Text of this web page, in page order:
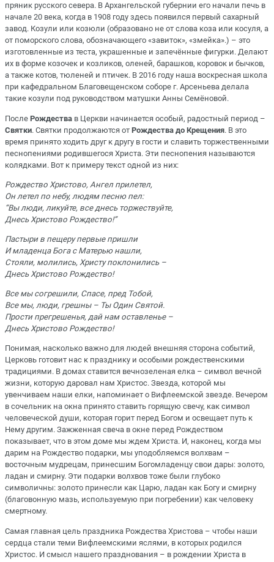
пряник русского севера. В Архангельской губернии его начали печь в
начале 20 века, когда в 1908 году здесь появился первый сахарный
завод. Козули или козюли (образовано не от слова коза или косуля, а
от поморского слова, обозначающего «завиток», «змейка».) – это
изготовленные из теста, украшенные и запечённые фигурки. Делают
их в форме козочек и козликов, оленей, барашков, коровок и бычков,
а также котов, тюленей и птичек. В 2016 году наша воскресная школа
при кафедральном Благовещенском соборе г. Арсеньева делала
такие козули под руководством матушки Анны Семёновой.
После Рождества в Церкви начинается особый, радостный период –
Святки. Святки продолжаются от Рождества до Крещения. В это
время принято ходить друг к другу в гости и славить торжественными
песнопениями родившегося Христа. Эти песнопения называются
колядками. Вот к примеру текст одной из них:
Рождество Христово, Ангел прилетел,
Он летел по небу, людям песню пел:
“Вы люди, ликуйте, все днесь торжествуйте,
Днесь Христово Рождество!”
Пастыри в пещеру первые пришли
И младенца Бога с Матерью нашли,
Стояли, молились, Христу поклонились –
Днесь Христово Рождество!
Все мы согрешили, Спасе, пред Тобой,
Все мы, люди, грешны – Ты Один Святой.
Прости прегрешенья, дай нам оставленье –
Днесь Христово Рождество!
Понимая, насколько важно для людей внешняя сторона событий,
Церковь готовит нас к празднику и особыми рождественскими
традициями. В домах ставится вечнозеленая елка – символ вечной
жизни, которую даровал нам Христос. Звезда, которой мы
увенчиваем наши елки, напоминает о Вифлеемской звезде. Вечером
в сочельник на окна принято ставить горящую свечу, как символ
человеческой души, которая горит перед Богом и освещает путь к
Нему другим. Зажженная свеча в окне перед Рождеством
показывает, что в этом доме мы ждем Христа. И, наконец, когда мы
дарим на Рождество подарки, мы уподобляемся волхвам –
восточным мудрецам, принесшим Богомладенцу свои дары: золото,
ладан и смирну. Эти подарки волхвов тоже были глубоко
символичны: золото принесли как Царю, ладан как Богу и смирну
(благовонную мазь, используемую при погребении) как человеку
смертному.
Самая главная цель праздника Рождества Христова – чтобы наши
сердца стали теми Вифлеемскими яслями, в которых родился
Христос. И смысл нашего празднования – в рождении Христа в